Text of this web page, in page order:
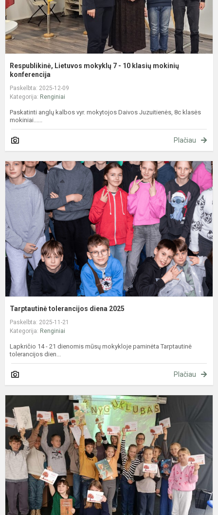
Respublikinė, Lietuvos mokyklų 7 - 10 klasių mokinių
konferencija
Paskelbta: 2025-12-09
Kategorija: Renginiai
Paskatinti anglų kalbos vyr. mokytojos Daivos Juzuitienės, 8c klasės
mokiniai......
Plačiau
Tarptautinė tolerancijos diena 2025
Paskelbta: 2025-11-21
Kategorija: Renginiai
Lapkričio 14 - 21 dienomis mūsų mokykloje paminėta Tarptautinė
tolerancijos dien...
Plačiau